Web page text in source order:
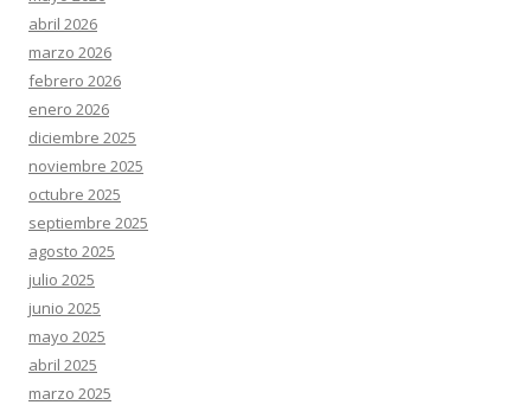
abril 2026
marzo 2026
febrero 2026
enero 2026
diciembre 2025
noviembre 2025
octubre 2025
septiembre 2025
agosto 2025
julio 2025
junio 2025
mayo 2025
abril 2025
marzo 2025